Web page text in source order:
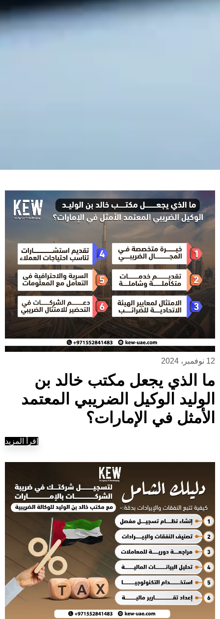
12 نوفمبر، 2024
ما الذي يجعل مكتب خالد بن
الوليد الوكيل الضريبي المعتمد
الأمثل في الإمارات؟
إقرأ المزيد